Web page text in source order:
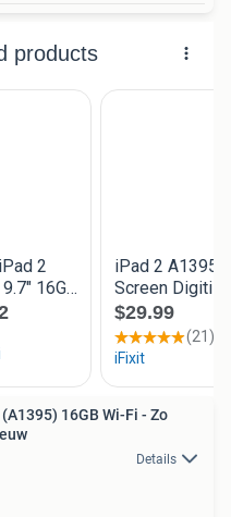
16GB Wi-Fi - Zo
Details